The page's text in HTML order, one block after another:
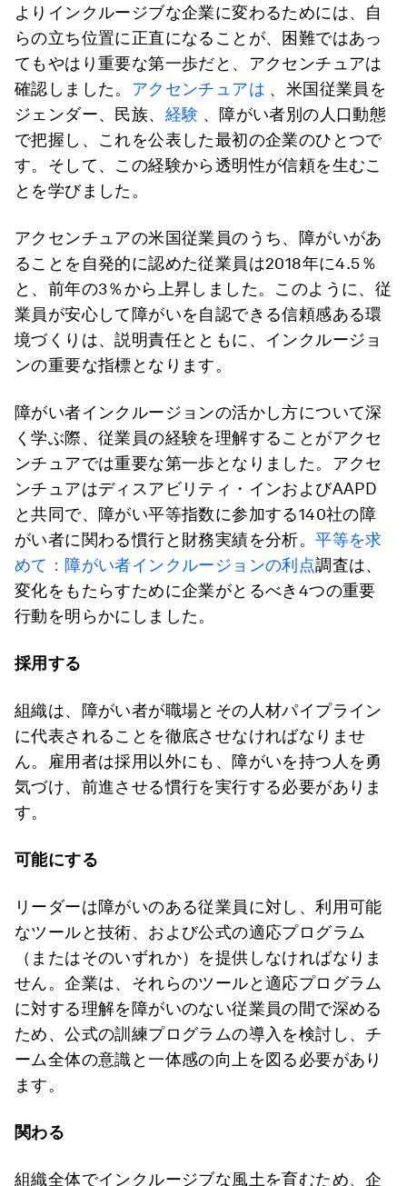
よりインクルージブな企業に変わるためには、自
らの立ち位置に正直になることが、困難ではあっ
てもやはり重要な第一歩だと、アクセンチュアは
確認しました。 アクセンチュアは 、米国従業員を
ジェンダー、民族、 経験 、障がい者別の人口動態
で把握し、これを公表した最初の企業のひとつで
す。そして、この経験から透明性が信頼を生むこ
とを学びました。
アクセンチュアの米国従業員のうち、障がいがあ
ることを自発的に認めた従業員は2018年に4.5％
と、前年の3％から上昇しました。このように、従
業員が安心して障がいを自認できる信頼感ある環
境づくりは、説明責任とともに、インクルージョ
ンの重要な指標となります。
障がい者インクルージョンの活かし方について深
く学ぶ際、従業員の経験を理解することがアクセ
ンチュアでは重要な第一歩となりました。アクセ
ンチュアはディスアビリティ・インおよびAAPD
と共同で、障がい平等指数に参加する140社の障
がい者に関わる慣行と財務実績を分析。平等を求
めて：障がい者インクルージョンの利点調査は、
変化をもたらすために企業がとるべき4つの重要
行動を明らかにしました。
採用する
組織は、障がい者が職場とその人材パイプライン
に代表されることを徹底させなければなりませ
ん。雇用者は採用以外にも、障がいを持つ人を勇
気づけ、前進させる慣行を実行する必要がありま
す。
可能にする
リーダーは障がいのある従業員に対し、利用可能
なツールと技術、および公式の適応プログラム
（またはそのいずれか）を提供しなければなりま
せん。企業は、それらのツールと適応プログラム
に対する理解を障がいのない従業員の間で深める
ため、公式の訓練プログラムの導入を検討し、チ
ーム全体の意識と一体感の向上を図る必要があり
ます。
関わる
組織全体でインクルージブな風土を育むため、企